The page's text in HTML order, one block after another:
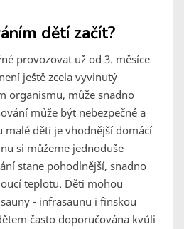
dětí začít?
provozovat už od 3. měsíce
ještě zcela vyvinutý
organismu, může snadno
může být nebezpečné a
malé děti je vhodnější domácí
si můžeme jednoduše
stane pohodlnější, snadno
teplotu. Děti mohou
- infrasaunu i finskou
často doporučována kvůli